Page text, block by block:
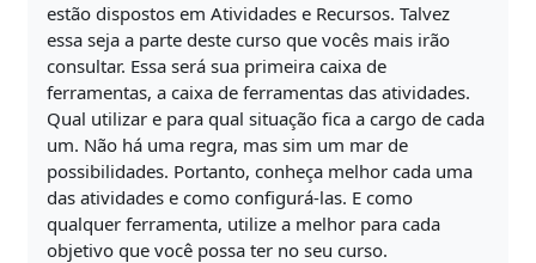
estão dispostos em Atividades e Recursos. Talvez
essa seja a parte deste curso que vocês mais irão
consultar. Essa será sua primeira caixa de
ferramentas, a caixa de ferramentas das atividades.
Qual utilizar e para qual situação fica a cargo de cada
um. Não há uma regra, mas sim um mar de
possibilidades. Portanto, conheça melhor cada uma
das atividades e como configurá-las. E como
qualquer ferramenta, utilize a melhor para cada
objetivo que você possa ter no seu curso.